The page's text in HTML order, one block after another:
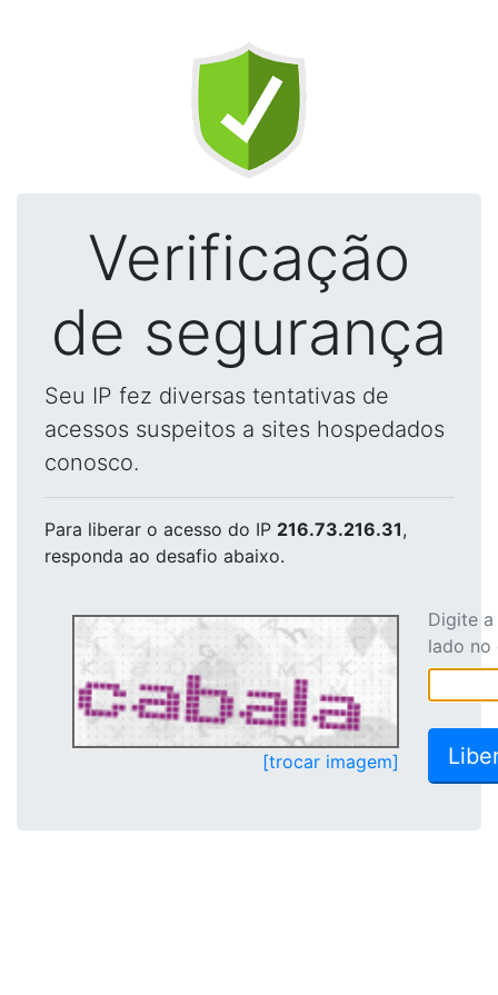
Verificação
de segurança
Seu IP fez diversas tentativas de
acessos suspeitos a sites hospedados
conosco.
Para liberar o acesso do IP 216.73.216.31,
responda ao desafio abaixo.
[trocar imagem]
Digite
lado no